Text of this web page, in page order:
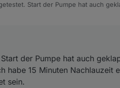
Start der Pumpe hat auch
der Pumpe hat auch
habe 15 Minuten Nachlauzeit
sein.